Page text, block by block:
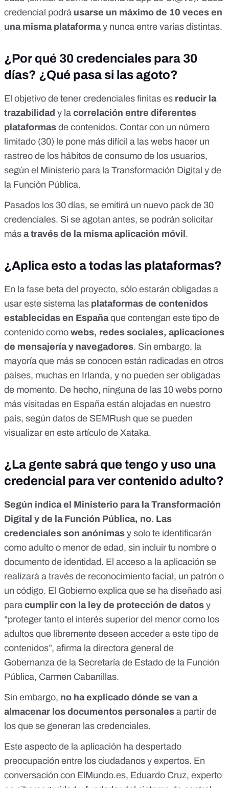
credencial podrá usarse un máximo de 10 veces en
una misma plataformay nunca entre varias distintas.
¿Por qué 30 credenciales para 30
días? ¿Qué pasa si las agoto?
El objetivo de tener credenciales finitas es reducir la
trazabilidad y la correlación entre diferentes
plataformas de contenidos. Contar con un número
limitado (30) le pone más difícil a las webs hacer un
rastreo de los hábitos de consumo de los usuarios,
según el Ministerio para la Transformación Digital y de
la Función Pública.
Pasados los 30 días, se emitirá un nuevo pack de 30
credenciales. Si se agotan antes, se podrán solicitar
más a través de la misma aplicación móvil .
¿Aplica esto a todas las plataformas?
En la fase beta del proyecto, sólo estarán obligadas a
usar este sistema las plataformas de contenidos
establecidas en Españaque contengan este tipo de
contenido como webs, redes sociales, aplicaciones
de mensajería y navegadores. Sin embargo, la
mayoría que más se conocen están radicadas en otros
países, muchas en Irlanda, y no pueden ser obligadas
de momento. De hecho, ninguna de las 10 webs porno
más visitadas en España están alojadas en nuestro
país, según datos de SEMRush que se pueden
visualizar en este artículo de Xataka.
¿La gente sabrá que tengo y uso una
credencial para ver contenido adulto?
Según indica el Ministerio para la Transformación
Digital y de la Función Pública, no. Las
credenciales son anónimas y solo te identificarán
como adulto o menor de edad, sin incluir tu nombre o
documento de identidad. El acceso a la aplicación se
realizará a través de reconocimiento facial, un patrón o
un código. El Gobierno explica que se ha diseñado así
para cumplir con la ley de protección de datos y
“proteger tanto el interés superior del menor como los
adultos que libremente deseen acceder a este tipo de
contenidos”, afirma la directora general de
Gobernanza de la Secretaría de Estado de la Función
Pública, Carmen Cabanillas.
Sin embargo, no ha explicado dónde se van a
almacenar los documentos personales a partir de
los que se generan las credenciales.
Este aspecto de la aplicación ha despertado
preocupación entre los ciudadanos y expertos. En
conversación con ElMundo.es, Eduardo Cruz, experto